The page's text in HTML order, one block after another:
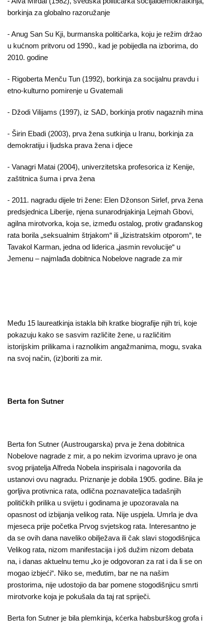
borkinja za globalno razoružanje
- Anug San Su Kji, burmanska političarka, koju je režim držao
u kućnom pritvoru od 1990., kad je pobijedla na izborima, do
2010. godine
- Rigoberta Menču Tun (1992), borkinja za socijalnu pravdu i
etno-kulturno pomirenje u Gvatemali
- Džodi Vilijams (1997), iz SAD, borkinja protiv nagaznih mina
- Širin Ebadi (2003), prva žena sutkinja u Iranu, borkinja za
demokratiju i ljudska prava žena i djece
- Vanagri Matai (2004), univerzitetska profesorica iz Kenije,
zaštitnica šuma i prva žena
- 2011. nagradu dijele tri žene: Elen Džonson Sirlef, prva žena
predsjednica Liberije, njena sunarodnjakinja Lejmah Gbovi,
agilna mirotvorka, koja se, između ostalog, protiv građanskog
rata borila „seksualnim štrjakom“ ili „lizistratskim otporom“, te
Tavakol Karman, jedna od liderica „jasmin revolucije“ u
Jemenu – najmlađa dobitnica Nobelove nagrade za mir
Među 15 laureatkinja istakla bih kratke biografije njih tri, koje
pokazuju kako se sasvim različite žene, u različitim
istorijskim prilikama i raznolikim angažmanima, mogu, svaka
na svoj način, (iz)boriti za mir.
Berta fon Sutner
Berta fon Sutner (Austrougarska) prva je žena dobitnica
Nobelove nagrade z mir, a po nekim izvorima upravo je ona
svog prijatelja Alfreda Nobela inspirisala i nagovorila da
ustanovi ovu nagradu. Priznanje je dobila 1905. godine. Bila je
gorljiva protivnica rata, odlična poznavateljica tadašnjih
političkih prilika u svijetu i godinama je upozoravala na
opasnost od izbijanja velikog rata. Nije uspjela. Umrla je dva
mjeseca prije početka Prvog svjetskog rata. Interesantno je
da se ovih dana naveliko obilježava ili čak slavi stogodišnjica
Velikog rata, nizom manifestacija i još dužim nizom debata
na, i danas aktuelnu temu „ko je odgovoran za rat i da li se on
mogao izbjeći“. Niko se, međutim, bar ne na našim
prostorima, nije udostojio da bar pomene stogodišnjicu smrti
mirotvorke koja je pokušala da taj rat spriječi.
Berta fon Sutner je bila plemkinja, kćerka habsburškog grofa i